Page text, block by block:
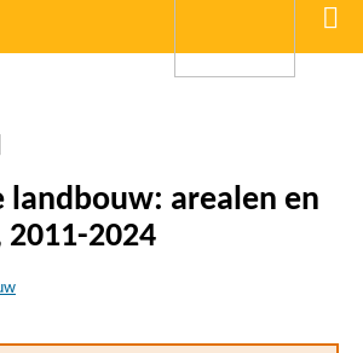
landbouw: arealen en
2024